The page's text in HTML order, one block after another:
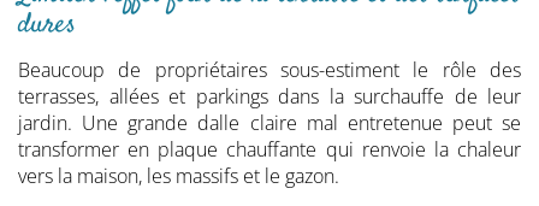
dures
Beaucoup de propriétaires sous-estiment le rôle des
terrasses, allées et parkings dans la surchauffe de leur
jardin. Une grande dalle claire mal entretenue peut se
transformer en plaque chauffante qui renvoie la chaleur
vers la maison, les massifs et le gazon.